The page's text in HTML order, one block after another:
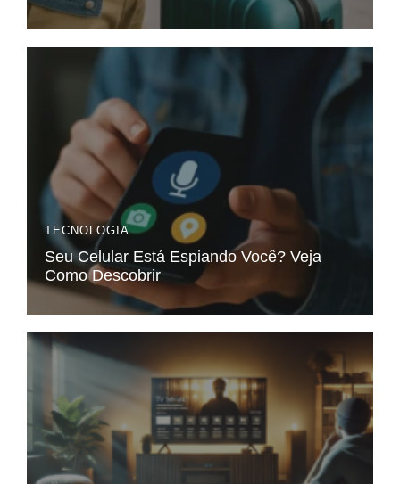
TECNOLOGIA
Seu Celular Está Espiando Você? Veja
Como Descobrir